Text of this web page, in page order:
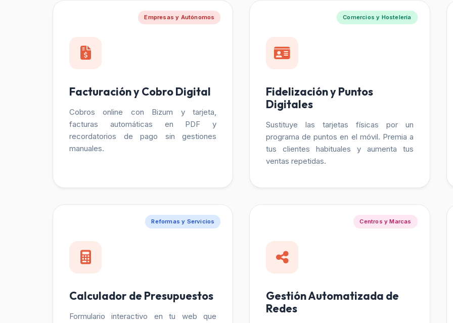
Empresas y Autónomos
Facturación y Cobro Digital
Cobros online con Bizum y tarjeta,
facturas automáticas en PDF y
recordatorios de pago sin gestiones
manuales.
Comercios y Hostelería
Fidelización y Puntos
Digitales
Sustituye las tarjetas físicas por un
programa de puntos en el móvil. Premia a
tus clientes habituales y aumenta tus
ventas repetidas.
Reformas y Servicios
Calculador de Presupuestos
Formulario interactivo en tu web que
Centros y Marcas
Gestión Automatizada de
Redes